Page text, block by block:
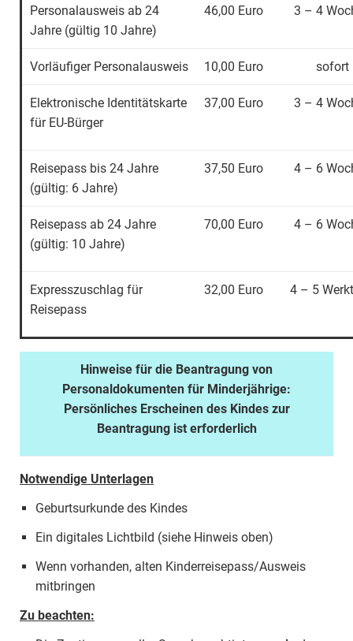
Personalausweis ab 24
Jahre (gültig 10 Jahre)
46,00 Euro 3 – 4
Vorläufiger Personalausweis 10,00 Euro sofort
Elektronische Identitätskarte
für EU-Bürger
37,00 Euro 3 – 4
Reisepass bis 24 Jahre
(gültig: 6 Jahre)
37,50 Euro 4 – 6
Reisepass ab 24 Jahre
(gültig: 10 Jahre)
70,00 Euro 4 – 6
Expresszuschlag für
Reisepass
32,00 Euro 4 – 5
Hinweise für die Beantragung von
Personaldokumenten für Minderjährige:
Persönliches Erscheinen des Kindes zur
Beantragung ist erforderlich
Notwendige Unterlagen
Geburtsurkunde des Kindes
Ein digitales Lichtbild (siehe Hinweis oben)
Wenn vorhanden, alten Kinderreisepass/Ausweis
mitbringen
Zu beachten: